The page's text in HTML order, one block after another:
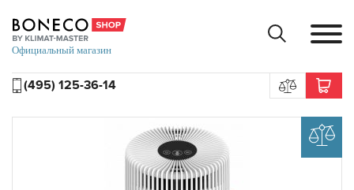
(495) 125-36-14